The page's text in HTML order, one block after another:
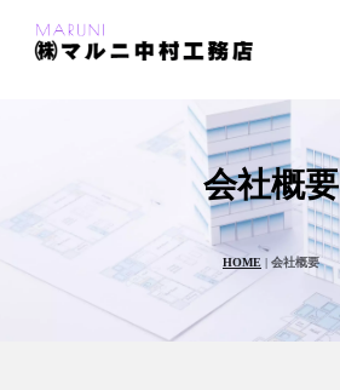
会社概要
HOME | 会社概要